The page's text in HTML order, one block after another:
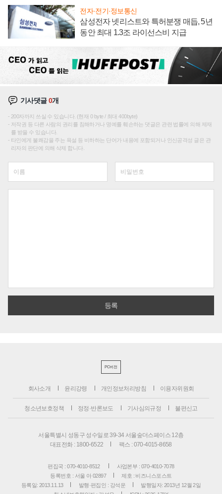
전자·전기·정보통신
삼성전자 넷리스트와 특허분쟁 매듭, 5년
동안 최대 1.3조 라이선스비 지급
기사댓글0개
200자까지 쓰실 수 있습니다. (현재 0 byte / 최대 400byte)
저작권 등 다른 사람의 권리를 침해하거나 명예를 훼손하는 댓글은 관련 법률에 의해 제재
를 받을 수 있습니다.
타인에게 불쾌감을 주는 욕설 등 비하하는 단어가 내용에 포함되거나 인신공격성 글은 관
리자의 판단에 의해 삭제 합니다.
PC버전
회사소개 윤리강령 개인정보처리방침 이용자위원회
청소년보호정책 정정·반론보도 기사심의규정 불편신고
서울특별시 성동구 성수일로 39-34 서울숲더스페이스 12층
대표전화 : 1800-6522
팩스 : 070-4015-8658
편집국 : 070-4010-8512
사업본부 : 070-4010-7078
등록번호 : 서울 아 02897
제호 : 비즈니스포스트
등록일: 2013.11.13
발행·편집인 : 강석운
발행일자: 2013년 12월 2일